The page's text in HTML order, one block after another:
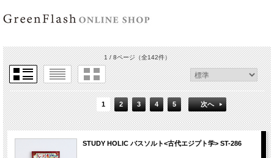
1 / 8ページ（全142件）
1 2 3 4 5 次へ
STUDY HOLIC バスソルト<古代エジプト学> ST-286